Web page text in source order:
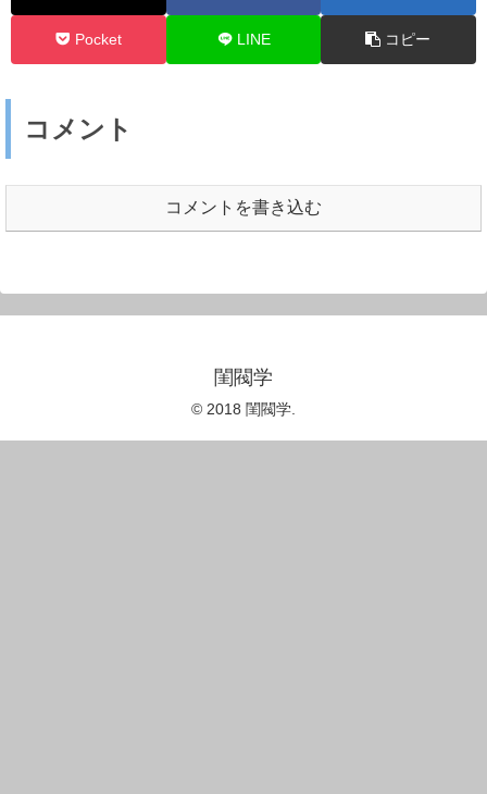
Pocket LINE コピー
コメント
コメントを書き込む
閨閥学
© 2018 閨閥学.